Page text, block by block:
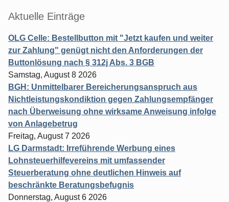
Aktuelle Einträge
OLG Celle: Bestellbutton mit "Jetzt kaufen und weiter
zur Zahlung" genügt nicht den Anforderungen der
Buttonlösung nach § 312j Abs. 3 BGB
Samstag, August 8 2026
BGH: Unmittelbarer Bereicherungsanspruch aus
Nichtleistungskondiktion gegen Zahlungsempfänger
nach Überweisung ohne wirksame Anweisung infolge
von Anlagebetrug
Freitag, August 7 2026
LG Darmstadt: Irreführende Werbung eines
Lohnsteuerhilfevereins mit umfassender
Steuerberatung ohne deutlichen Hinweis auf
beschränkte Beratungsbefugnis
Donnerstag, August 6 2026